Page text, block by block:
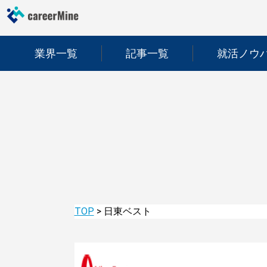
業界一覧 記事一覧 就活ノウ
TOP> 日東ベスト